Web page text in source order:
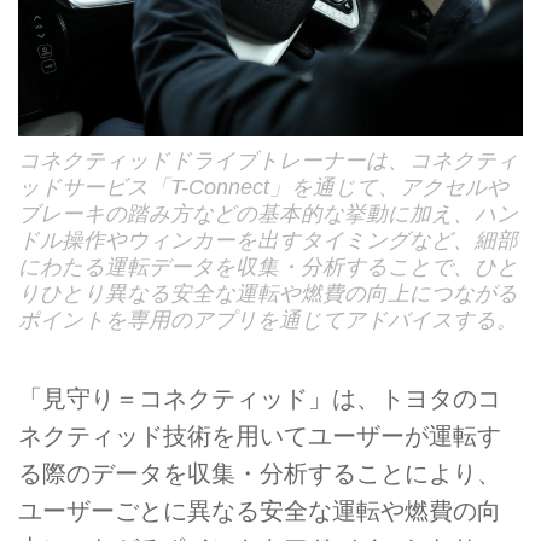
コネクティッドドライブトレーナーは、コネクティ
ッドサービス「T-Connect」を通じて、アクセルや
ブレーキの踏み方などの基本的な挙動に加え、ハン
ドル操作やウィンカーを出すタイミングなど、細部
にわたる運転データを収集・分析することで、ひと
りひとり異なる安全な運転や燃費の向上につながる
ポイントを専用のアプリを通じてアドバイスする。
「見守り＝コネクティッド」は、トヨタのコ
ネクティッド技術を用いてユーザーが運転す
る際のデータを収集・分析することにより、
ユーザーごとに異なる安全な運転や燃費の向